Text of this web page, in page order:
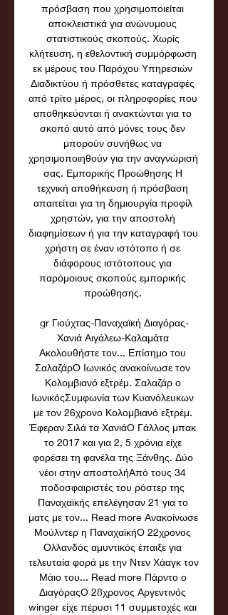
πρόσβαση που χρησιμοποιείται
αποκλειστικά για ανώνυμους
στατιστικούς σκοπούς. Χωρίς
κλήτευση, η εθελοντική συμμόρφωση
εκ μέρους του Παρόχου Υπηρεσιών
Διαδικτύου ή πρόσθετες καταγραφές
από τρίτο μέρος, οι πληροφορίες που
αποθηκεύονται ή ανακτώνται για το
σκοπό αυτό από μόνες τους δεν
μπορούν συνήθως να
χρησιμοποιηθούν για την αναγνώρισή
σας. Εμπορικής Προώθησης Η
τεχνική αποθήκευση ή πρόσβαση
απαιτείται για τη δημιουργία προφίλ
χρηστών, για την αποστολή
διαφημίσεων ή για την καταγραφή του
χρήστη σε έναν ιστότοπο ή σε
διάφορους ιστότοπους για
παρόμοιους σκοπούς εμπορικής
προώθησης.
gr Γιούχτας-Παναχαϊκή Διαγόρας-
Χανιά Αιγάλεω-Καλαμάτα
Ακολουθήστε τον... Επίσημο του
ΣαλαζάρΟ Ιωνικός ανακοίνωσε τον
Κολομβιανό εξτρέμ. Σαλαζάρ ο
ΙωνικόςΣυμφωνία των Κυανόλευκων
με τον 26χρονο Κολομβιανό εξτρέμ.
Έφεραν Σιλά τα ΧανιάΟ Γάλλος μπακ
το 2017 και για 2, 5 χρόνια είχε
φορέσει τη φανέλα της Ξάνθης. Δύο
νέοι στην αποστολήΑπό τους 34
ποδοσφαιριστές του ρόστερ της
Παναχαϊκής επελέγησαν 21 για το
ματς με τον... Read more Ανακοίνωσε
Μούλντερ η ΠαναχαϊκήΟ 22χρονος
Ολλανδός αμυντικός έπαιξε για
τελευταία φορά με την Ντεν Χάαγκ τον
Μάιο του... Read more Πάρντο ο
ΔιαγόραςΟ 28χρονος Αργεντινός
winger είχε πέρυσι 11 συμμετοχές και